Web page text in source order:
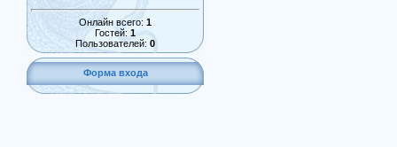
Онлайн всего: 1
Гостей: 1
Пользователей: 0
Форма входа